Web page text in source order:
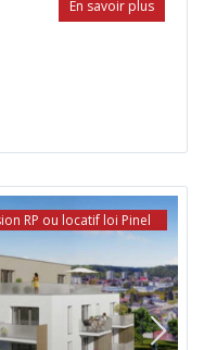
En savoir plus
RP ou locatif loi Pinel